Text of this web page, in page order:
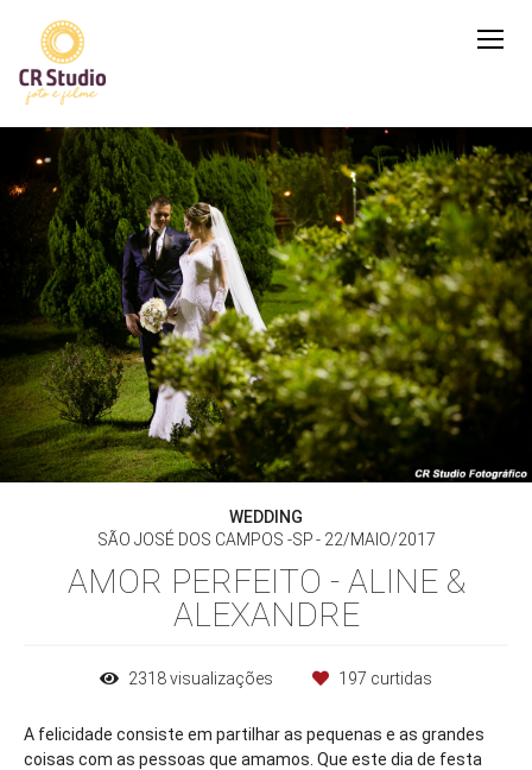
WEDDING
SÃO JOSÉ DOS CAMPOS -SP
22/MAIO/2017
AMOR PERFEITO - ALINE &
ALEXANDRE
2318visualizações 197 curtidas
A felicidade consiste em partilhar as pequenas e as grandes
coisas com as pessoas que amamos. Que este dia de festa